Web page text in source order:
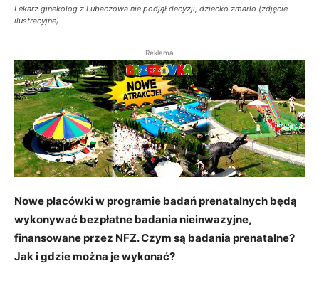
Lekarz ginekolog z Lubaczowa nie podjął decyzji, dziecko zmarło (zdjęcie
ilustracyjne)
Reklama
Nowe placówki w programie badań prenatalnych będą
wykonywać bezpłatne badania nieinwazyjne,
finansowane przez NFZ. Czym są badania prenatalne?
Jak i gdzie można je wykonać?